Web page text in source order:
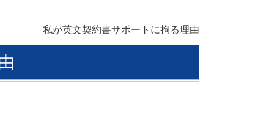
私が英文契約書サポートに拘る理由